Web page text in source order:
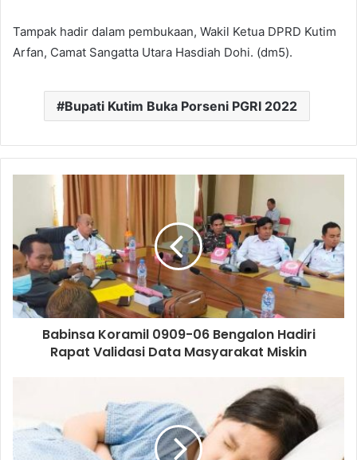
Tampak hadir dalam pembukaan, Wakil Ketua DPRD Kutim
Arfan, Camat Sangatta Utara Hasdiah Dohi. (dm5).
Bupati Kutim Buka Porseni PGRI 2022
Babinsa Koramil 0909-06 Bengalon Hadiri
Rapat Validasi Data Masyarakat Miskin